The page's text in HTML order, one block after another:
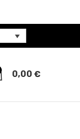
0,00 €